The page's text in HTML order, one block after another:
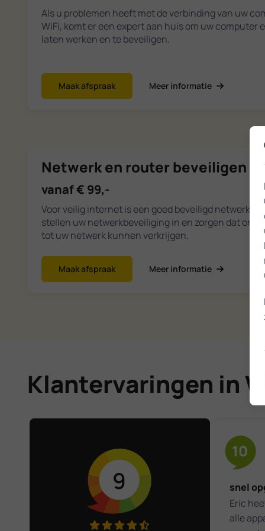
Als u problemen heeft met de verbinding van uw
WiFi, komt er een expert aan huis om uw computer
laten werken en te beveiligen.
Maak afspraak Meer informatie
Netwerk en router beveiligen
vanaf € 99,-
Voor veilig internet is een goed beveiligd netwerk
stellen uw netwerkbeveiliging in en zorgen dat
tot uw netwerk kunnen verkrijgen.
Maak afspraak Meer informatie
Klantervaringen in
9
10
snel
Eric
alle